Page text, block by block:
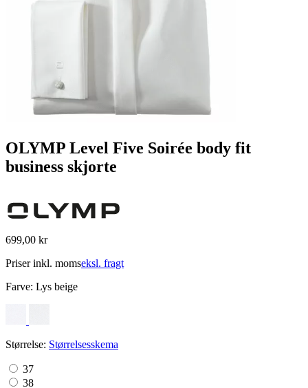
OLYMP Level Five Soirée body fit
business skjorte
699,00 kr
Priser inkl. momseksl. fragt
Farve: Lys beige
Størrelse: Størrelsesskema
37
38